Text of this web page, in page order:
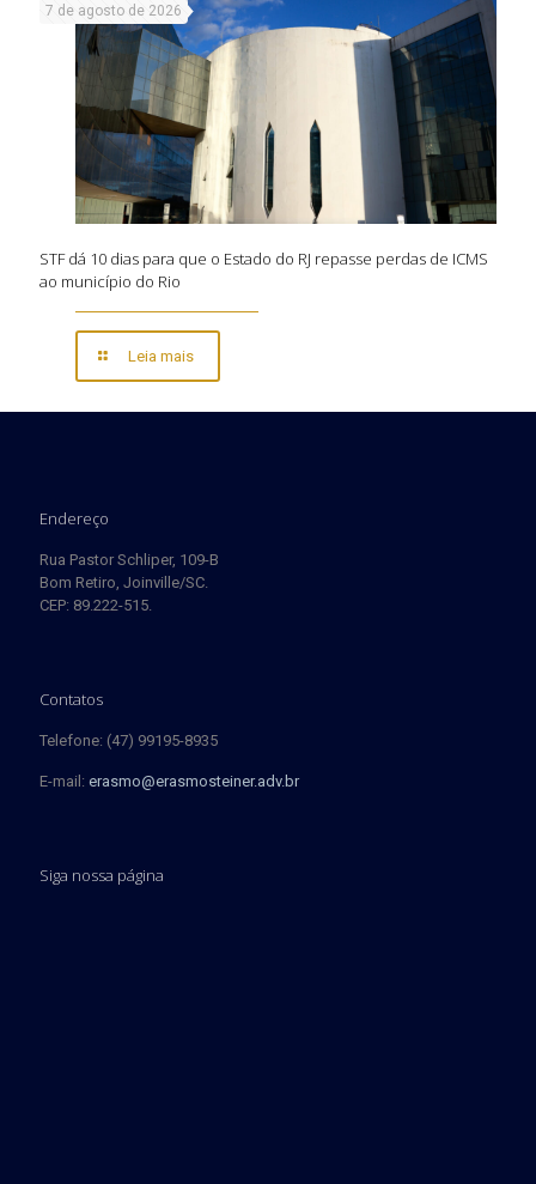
7 de agosto de 2026
STF dá 10 dias para que o Estado do RJ repasse perdas de ICMS
ao município do Rio
Leia mais
Endereço
Rua Pastor Schliper, 109-B
Bom Retiro, Joinville/SC.
CEP: 89.222-515.
Contatos
Telefone: (47) 99195-8935
E-mail: erasmo@erasmosteiner.adv.br
Siga nossa página